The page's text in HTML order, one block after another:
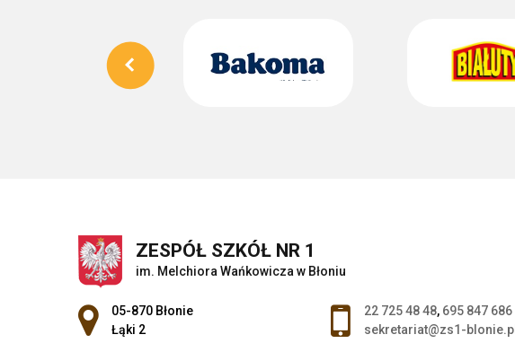
ZESPÓŁ SZKÓŁ NR 1
im. Melchiora Wańkowicza w Błoniu
Adres pocztowy:
05-870 Błonie
Łąki 2
22 725 48 48, 695 847 686
sekretariat@zs1-blonie.pl